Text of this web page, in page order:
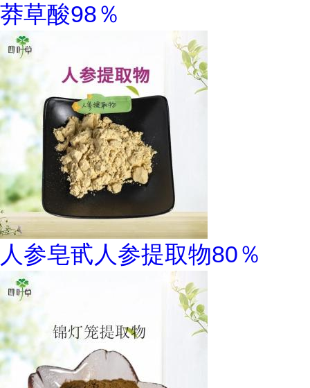
莽草酸98％
人参皂甙人参提取物80％